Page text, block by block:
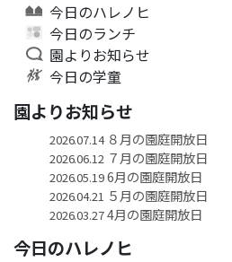
今日のハレノヒ
今日のランチ
園よりお知らせ
今日の学童
園よりお知らせ
2026.07.14８月の園庭開放日
2026.06.12７月の園庭開放日
2026.05.196月の園庭開放日
2026.04.21 ５月の園庭開放日
2026.03.274月の園庭開放日
今日のハレノヒ